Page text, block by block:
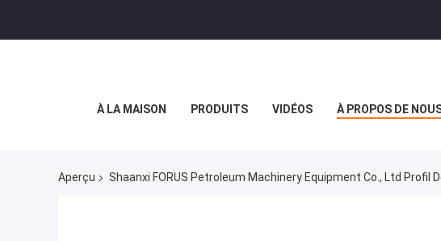
À LA MAISON PRODUITS VIDÉOS À PROPOS DE
Aperçu Shaanxi FORUS Petroleum Machinery Equipment Co., Ltd Profil